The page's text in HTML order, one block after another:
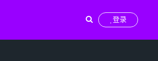
登录